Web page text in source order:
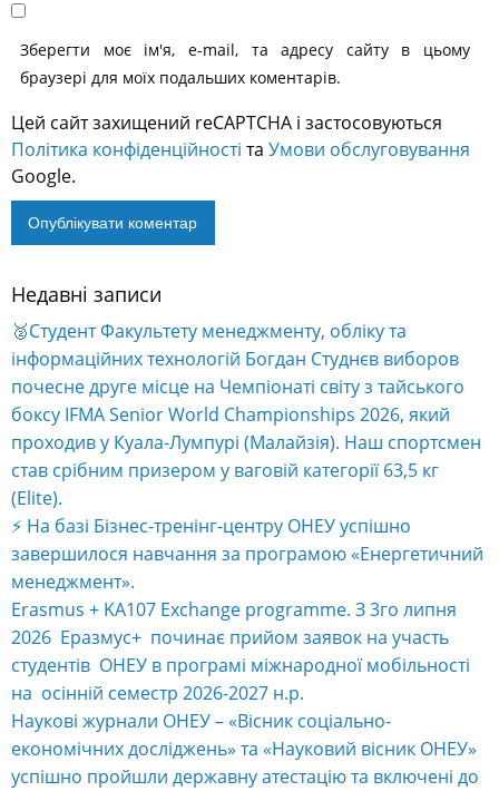
Зберегти моє ім'я, e-mail, та адресу сайту в цьому
браузері для моїх подальших коментарів.
Цей сайт захищений reCAPTCHA і застосовуються
Політика конфіденційності та Умови обслуговування
Google.
Недавні записи
🥈Студент Факультету менеджменту, обліку та
інформаційних технологій Богдан Студнєв виборов
почесне друге місце на Чемпіонаті світу з тайського
боксу IFMA Senior World Championships 2026, який
проходив у Куала-Лумпурі (Малайзія). Наш спортсмен
став срібним призером у ваговій категорії 63,5 кг
(Elite).
⚡️ На базі Бізнес-тренінг-центру ОНЕУ успішно
завершилося навчання за програмою «Енергетичний
менеджмент».
Erasmus + KA107 Exchange programme. З 3го липня
2026 Еразмус+ починає прийом заявок на участь
студентів ОНЕУ в програмі міжнародної мобільності
на осінній семестр 2026-2027 н.р.
Наукові журнали ОНЕУ – «Вісник соціально-
економічних досліджень» та «Науковий вісник ОНЕУ»
успішно пройшли державну атестацію та включені до